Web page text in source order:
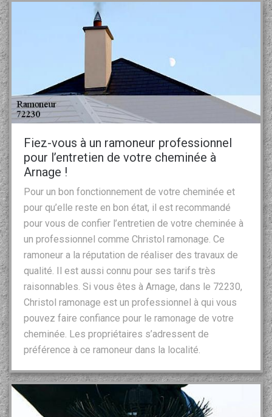
Fiez-vous à un ramoneur professionnel
pour l’entretien de votre cheminée à
Arnage !
Pour un bon fonctionnement de votre cheminée et
pour qu’elle reste en bon état, il est recommandé
pour vous de confier l’entretien de votre cheminée à
un professionnel comme Christol ramonage. Ce
ramoneur a la réputation de réaliser des travaux de
qualité. Il est aussi connu pour ses tarifs très
raisonnables. Si vous êtes à Arnage, dans le 72230,
Christol ramonage est un professionnel à qui vous
pouvez faire confiance pour le ramonage de votre
cheminée. Les propriétaires s’adressent de
préférence à ce ramoneur dans la localité.